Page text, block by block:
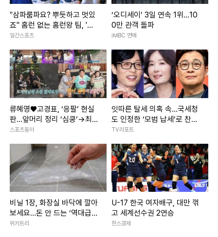
"삼파룸파요? 뿌듯하고 멋있
죠" 홈런 없는 홈런왕 팀, '최
단신 듀오' 김지찬-김성윤 덕
일간스포츠
‘오디세이’ 3일 연속 1위…10
0만 관객 돌파
iMBC 연예
류혜영♥고경표, ‘응팔’ 현실
판…앞머리 정리 ‘심쿵’→최고
7.8% (나혼산)
스포츠동아
잇따른 탈세 의혹 속…국세청
도 인정한 ‘모범 납세’로 찬사
받은 ★들 [종합]
TV리포트
비닐 1장, 화장실 바닥에 깔아
보세요…돈 안 드는 ‘역대급
꼼수’ 발견
위키트리
U-17 한국 여자배구, 대만 꺾
고 세계선수권 2연승
한스경제